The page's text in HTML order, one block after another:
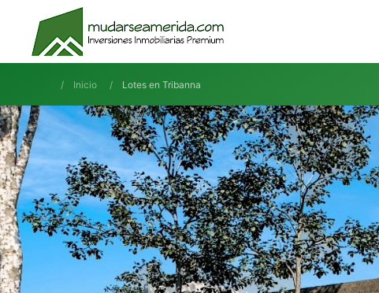
Inicio Lotes en Tribanna